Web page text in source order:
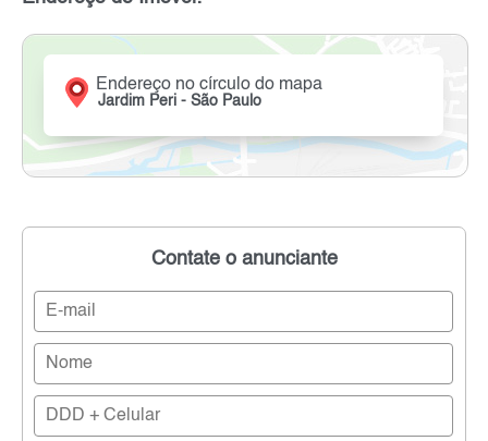
Endereço no círculo do mapa
Jardim Peri - São Paulo
Contate o anunciante